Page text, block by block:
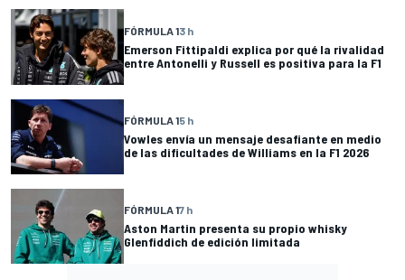
FÓRMULA 13 h
Emerson Fittipaldi explica por qué la rivalidad
entre Antonelli y Russell es positiva para la F1
FÓRMULA 15 h
Vowles envía un mensaje desafiante en medio
de las dificultades de Williams en la F1 2026
FÓRMULA 17 h
Aston Martin presenta su propio whisky
Glenfiddich de edición limitada